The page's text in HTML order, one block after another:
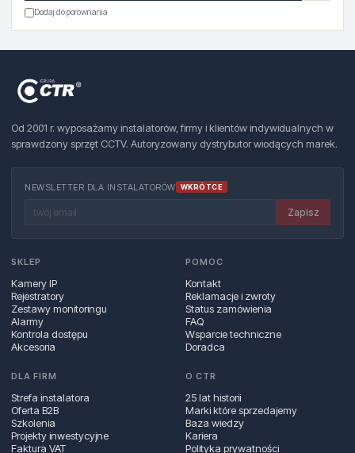
Dodaj do porównania
Od 2001 r. wyposażamy instalatorów, firmy i klientów indywidualnych w
sprawdzony sprzęt CCTV. Autoryzowany dystrybutor wiodących marek.
NEWSLETTER DLA INSTALATORÓW WKRÓTCE
Zapisz
SKLEP
Kamery IP
Rejestratory
Zestawy monitoringu
Alarmy
Kontrola dostępu
Akcesoria
POMOC
Kontakt
Reklamacje i zwroty
Status zamówienia
FAQ
Wsparcie techniczne
Doradca
DLA FIRM
Strefa instalatora
Oferta B2B
Szkolenia
Projekty inwestycyjne
Faktura VAT
O CTR
25 lat historii
Marki które sprzedajemy
Baza wiedzy
Kariera
Polityka prywatności